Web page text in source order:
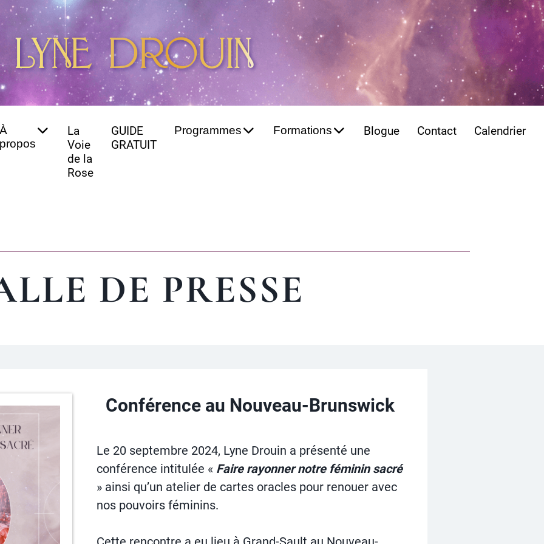
La
Voie
de la
Rose
GUIDE
GRATUIT
Programmes Formations Blogue Contact Calendrier
DE PRESSE
Conférence au Nouveau-Brunswick
Le 20 septembre 2024, Lyne Drouin a présenté une
conférence intitulée « Faire rayonner notre féminin sacré
» ainsi qu’un atelier de cartes oracles pour renouer avec
nos pouvoirs féminins.